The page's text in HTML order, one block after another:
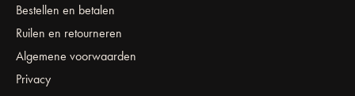
Bestellen en betalen
Ruilen en retourneren
Algemene voorwaarden
Privacy